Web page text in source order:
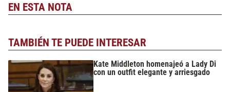
EN ESTA NOTA
TAMBIÉN TE PUEDE INTERESAR
Kate Middleton homenajeó a Lady Di
con un outfit elegante y arriesgado